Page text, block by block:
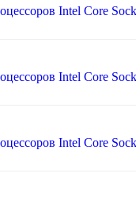
Intel Core
Intel Core
Intel Core